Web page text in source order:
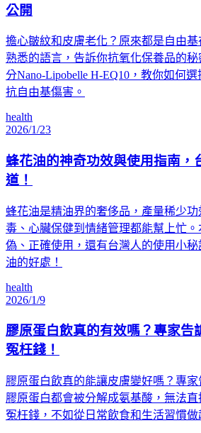
公開
擔心皺紋和皮膚老化？原來都是自由
熟悉的語言，告訴你抗氧化保養品的
分Nano-Lipobelle H-EQ10，教你如何
抗自由基傷害。
health
2026/1/23
蜂花油的神奇功效與使用指南，
道！
蜂花油是精油界的奢侈品，產量稀少
毒、心臟保健到情緒管理都能幫上忙
偽、正確使用，還有台灣人的使用小
油的好處！
health
2026/1/9
膠原蛋白飲真的有效嗎？專家告
冤枉錢！
膠原蛋白飲真的能讓皮膚變好嗎？專
膠原蛋白都會被分解成氨基酸，無法
冤枉錢，不如從日常飲食和生活習慣做